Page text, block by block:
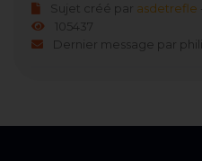
Sujet créé par asdetrefle
105437
Dernier message par